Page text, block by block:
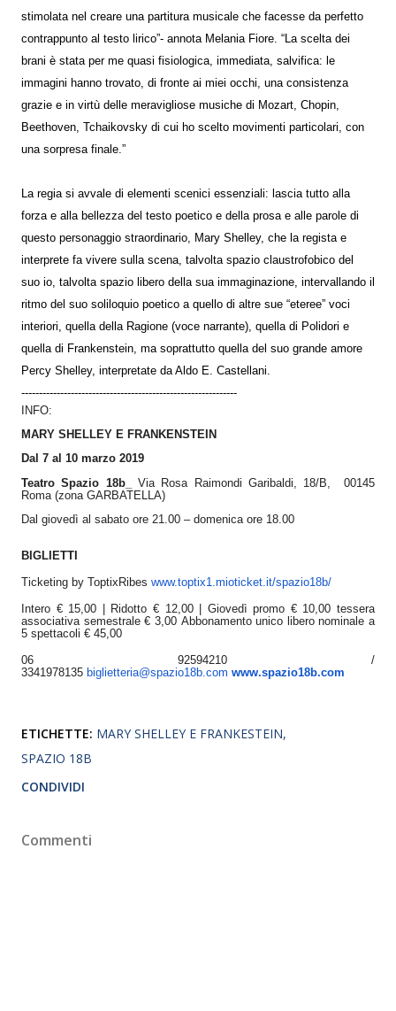
stimolata nel creare una partitura musicale che facesse da perfetto
contrappunto al testo lirico”- annota Melania Fiore. “La scelta dei
brani è stata per me quasi fisiologica, immediata, salvifica: le
immagini hanno trovato, di fronte ai miei occhi, una consistenza
grazie e in virtù delle meravigliose musiche di Mozart, Chopin,
Beethoven, Tchaikovsky di cui ho scelto movimenti particolari, con
una sorpresa finale.”
La regia si avvale di elementi scenici essenziali: lascia tutto alla
forza e alla bellezza del testo poetico e della prosa e alle parole di
questo personaggio straordinario, Mary Shelley, che la regista e
interprete fa vivere sulla scena, talvolta spazio claustrofobico del
suo io, talvolta spazio libero della sua immaginazione, intervallando il
ritmo del suo soliloquio poetico a quello di altre sue “eteree” voci
interiori, quella della Ragione (voce narrante), quella di Polidori e
quella di Frankenstein, ma soprattutto quella del suo grande amore
Percy Shelley, interpretate da Aldo E. Castellani.
-------------------------------------------------------------
INFO:
MARY SHELLEY E FRANKENSTEIN
Dal 7 al 10 marzo 2019
Teatro Spazio 18b_ Via Rosa Raimondi Garibaldi, 18/B, 00145
Roma (zona GARBATELLA)
Dal giovedì al sabato ore 21.00 – domenica ore 18.00
BIGLIETTI
Ticketing by ToptixRibes www.toptix1.mioticket.it/spazio18b/
Intero € 15,00 | Ridotto € 12,00 | Giovedì promo € 10,00 tessera
associativa semestrale € 3,00 Abbonamento unico libero nominale a
5 spettacoli € 45,00
06 92594210 /
3341978135 biglietteria@spazio18b.com www.spazio18b.com
ETICHETTE: MARY SHELLEY E FRANKESTEIN
SPAZIO 18B
CONDIVIDI
Commenti